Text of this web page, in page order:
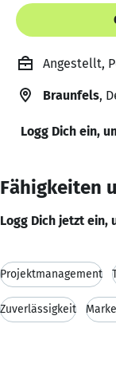
Angestellt,
Braunfels,
Logg Dich ein,
Fähigkeiten
Logg Dich jetzt ein,
Projektmanagement
Zuverlässigkeit